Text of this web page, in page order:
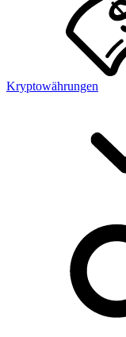
Kryptowährungen